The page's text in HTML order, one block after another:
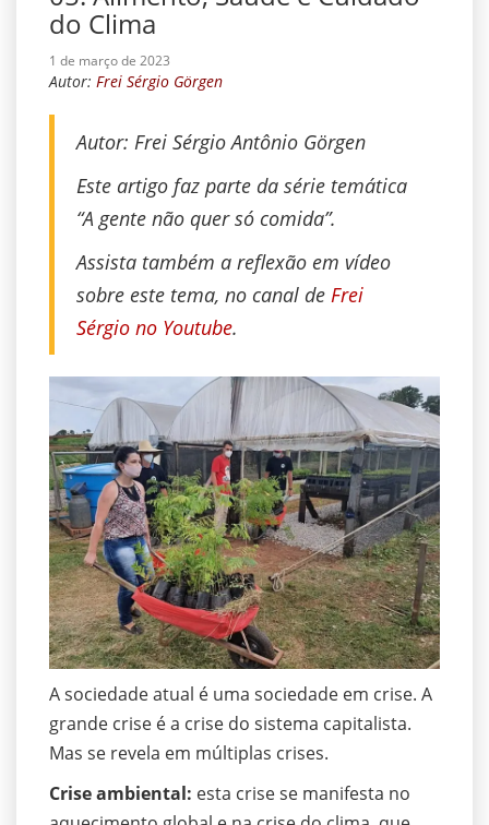
do Clima
1 de março de 2023
Autor: Frei Sérgio Görgen
Autor: Frei Sérgio Antônio Görgen
Este artigo faz parte da série temática
“A gente não quer só comida”.
Assista também a reflexão em vídeo
sobre este tema, no canal de Frei
Sérgio no Youtube.
A sociedade atual é uma sociedade em crise. A
grande crise é a crise do sistema capitalista.
Mas se revela em múltiplas crises.
Crise ambiental: esta crise se manifesta no